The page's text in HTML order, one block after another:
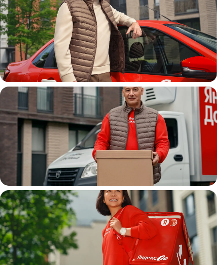
Автокурьер
Водитель
грузовой машины